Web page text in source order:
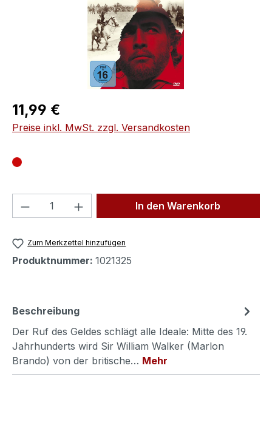
Regulärer Preis:
11,99 €
Preise inkl. MwSt. zzgl. Versandkosten
Produkt Anzahl: Gib denIn den Warenkorb
Zum Merkzettel hinzufügen
Produktnummer: 1021325
Beschreibung
Der Ruf des Geldes schlägt alle Ideale: Mitte des 19.
Jahrhunderts wird Sir William Walker (Marlon
Brando) von der britische… Mehr